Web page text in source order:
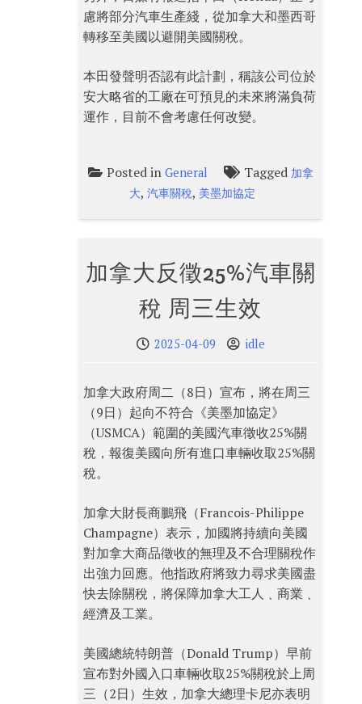
慮將部分汽車生產綫，從加拿大和墨西哥
轉移至美國以避開美國關稅。
本田發聲明否認有此計劃，稱該公司位於
安大略省的工廠在可預見的未來將滿負荷
運作，目前不會考慮任何改變。
Posted in General Tagged 加拿
大,汽車關稅, 美墨加協定
加拿大反徵25%汽車關
稅 周三生效
2025-04-09 idle
加拿大政府周二（8日）宣布，將在周三
（9日）起向不符合《美墨加協定》
（USMCA）範圍的美國汽車徵收25%關
稅，報復美國向所有進口車輛收取25%關
稅。
加拿大財長商鵬飛（Francois-Philippe
Champagne）表示，加國將持續向美國
對加拿大商品徵收的無理及不合理關稅作
出強力回應。他指政府將致力尋求美國盡
快去除關稅，將保障加拿大工人﹑商業﹑
經濟及工業。
美國總統特朗普（Donald Trump）早前
宣布對外國入口車輛收取25%關稅於上周
三（2日）生效，加拿大總理卡尼亦表明